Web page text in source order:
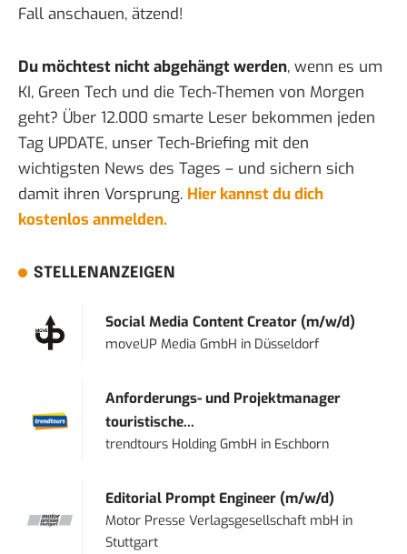
Fall anschauen, ätzend!
Du möchtest nicht abgehängt werden, wenn es um
KI, Green Tech und die Tech-Themen von Morgen
geht? Über 12.000 smarte Leser bekommen jeden
Tag UPDATE, unser Tech-Briefing mit den
wichtigsten News des Tages – und sichern sich
damit ihren Vorsprung. Hier kannst du dich
kostenlos anmelden.
STELLENANZEIGEN
Social Media Content Creator (m/w/d)
moveUP Media GmbH in Düsseldorf
Anforderungs- und Projektmanager
touristische...
trendtours Holding GmbH in Eschborn
Editorial Prompt Engineer (m/w/d)
Motor Presse Verlagsgesellschaft mbH in
Stuttgart